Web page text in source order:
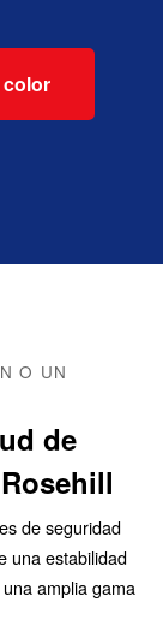
color
O UN
de
de seguridad
una estabilidad
amplia gama